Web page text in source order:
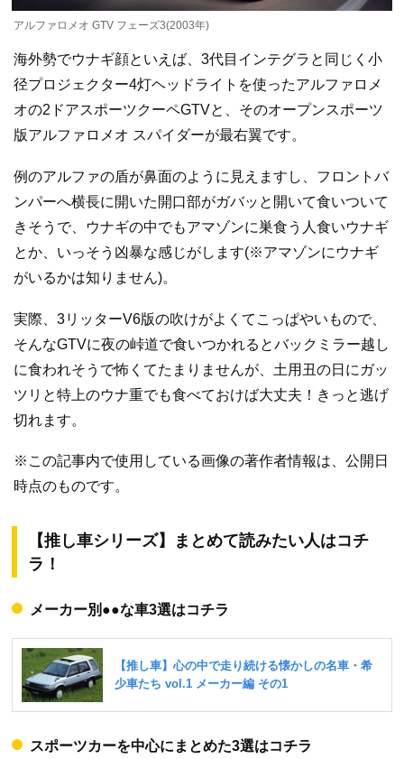
アルファロメオ GTV フェーズ3(2003年)
海外勢でウナギ顔といえば、3代目インテグラと同じく小
径プロジェクター4灯ヘッドライトを使ったアルファロメ
オの2ドアスポーツクーペGTVと、そのオープンスポーツ
版アルファロメオ スパイダーが最右翼です。
例のアルファの盾が鼻面のように見えますし、フロントバ
ンパーへ横長に開いた開口部がガバッと開いて食いついて
きそうで、ウナギの中でもアマゾンに巣食う人食いウナギ
とか、いっそう凶暴な感じがします(※アマゾンにウナギ
がいるかは知りません)。
実際、3リッターV6版の吹けがよくてこっぱやいもので、
そんなGTVに夜の峠道で食いつかれるとバックミラー越し
に食われそうで怖くてたまりませんが、土用丑の日にガッ
ツリと特上のウナ重でも食べておけば大丈夫！きっと逃げ
切れます。
※この記事内で使用している画像の著作者情報は、公開日
時点のものです。
【推し車シリーズ】まとめて読みたい人はコチ
ラ！
メーカー別●●な車3選はコチラ
スポーツカーを中心にまとめた3選はコチラ